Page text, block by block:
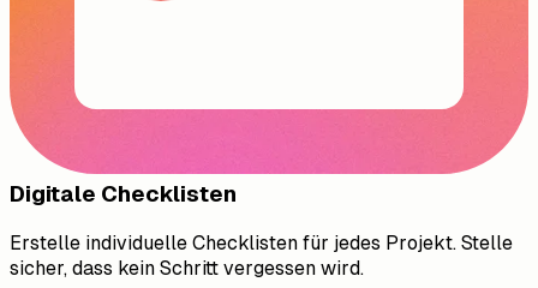
Digitale Checklisten
Erstelle individuelle Checklisten für jedes Projekt. Stelle
sicher, dass kein Schritt vergessen wird.